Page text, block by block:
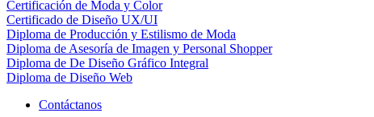
Certificación de Moda y Color
Certificado de Diseño UX/UI
Diploma de Producción y Estilismo de Moda
Diploma de Asesoría de Imagen y Personal Shopper
Diploma de De Diseño Gráfico Integral
Diploma de Diseño Web
Contáctanos